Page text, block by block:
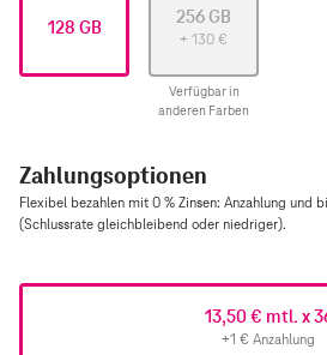
128 GB 256 GB
+ 130 €
Verfügbar in
anderen Farben
Zahlungsoptionen
Flexibel bezahlen mit 0 % Zinsen: Anzahlung und
(Schlussrate gleichbleibend oder niedriger).
13,50 € mtl. x
+1 € Anzahlung